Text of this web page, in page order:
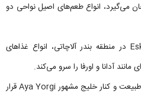
می‌گیرد، انواع طعم‌های اصیل نواحی دو
رستوران Eski Dostlar Alaçatı در منطقه بندر آلاچاتی، انواع غذاهای
آدانا و اورفا را سرو می‌کند.
رستوران Paparazzi در قلب طبیعت و کنار خلیج مشهور Aya Yorgi قرار